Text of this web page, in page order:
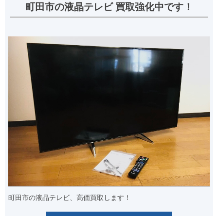
町田市の液晶テレビ 買取強化中です！
町田市の液晶テレビ、高価買取します！